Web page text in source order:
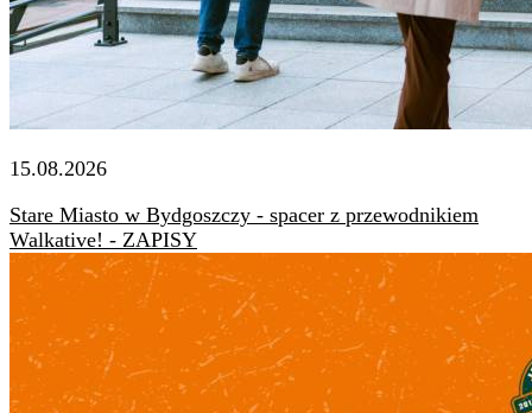
15.08.2026
Stare Miasto w Bydgoszczy - spacer z przewodnikiem
Walkative! - ZAPISY